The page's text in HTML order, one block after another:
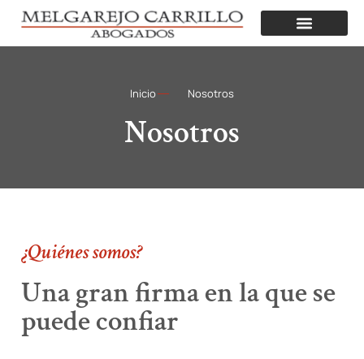
Inicio Nosotros
Nosotros
¿Quiénes somos?
Una gran firma en la que se
puede confiar